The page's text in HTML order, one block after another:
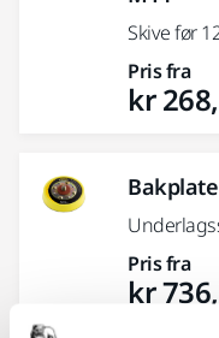
Skive før
Pris fra
kr
Pris fra
kr